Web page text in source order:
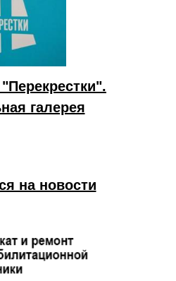
галерея
на новости